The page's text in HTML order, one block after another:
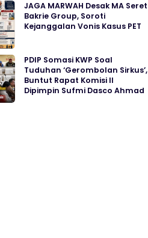
JAGA MARWAH Desak MA Seret
Bakrie Group, Soroti
Kejanggalan Vonis Kasus PET
PDIP Somasi KWP Soal
Tuduhan ‘Gerombolan Sirkus’,
Buntut Rapat Komisi II
Dipimpin Sufmi Dasco Ahmad